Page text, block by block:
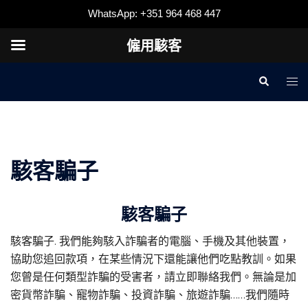
WhatsApp: +351 964 468 447
搜
尋
切
換
駭客騙子
駭客騙子
駭客騙子. 我們能夠駭入詐騙者的電腦、手機及其他裝置，
協助您追回款項，在某些情況下還能讓他們吃點教訓。如果
您曾是任何類型詐騙的受害者，請立即聯絡我們。無論是加
密貨幣詐騙、寵物詐騙、投資詐騙、旅遊詐騙……我們隨時
僱用駭客